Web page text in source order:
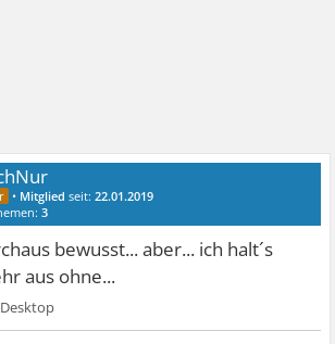
• Mitglied seit:22.01.2019
3
bewusst... aber... ich halt´s
aus ohne...